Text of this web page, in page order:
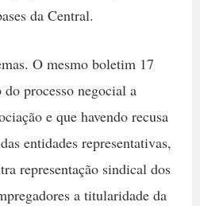
da Central.
O mesmo boletim 17
do processo negocial a
e que havendo recusa
entidades representativas,
representação sindical dos
a titularidade da